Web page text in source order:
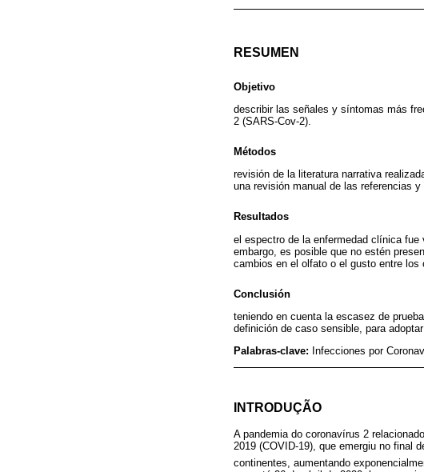
RESUMEN
Objetivo
describir las señales y síntomas más
2 (SARS-Cov-2).
Métodos
revisión de la literatura narrativa
una revisión manual de las referencias
Resultados
el espectro de la enfermedad clínica
embargo, es posible que no estén
cambios en el olfato o el gusto entre
Conclusión
teniendo en cuenta la escasez de
definición de caso sensible, para
Palabras-clave: Infecciones por
INTRODUÇÃO
A pandemia do coronavírus 2
2019 (COVID-19), que emergiu no final
continentes, aumentando